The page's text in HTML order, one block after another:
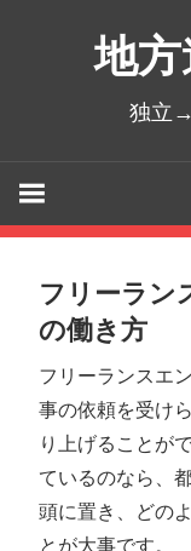
ス
地
独立
フリーラン
の働き方
フリーランスエ
事の依頼を受け
り上げることが
ているのなら、
頭に置き、どの
とが大事です。